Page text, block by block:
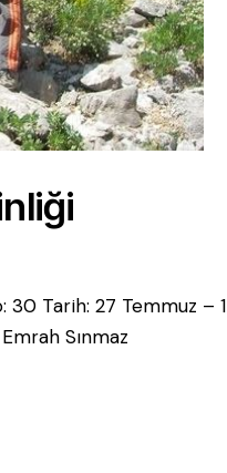
30 Tarih: 27 Temmuz – 1
Sınmaz